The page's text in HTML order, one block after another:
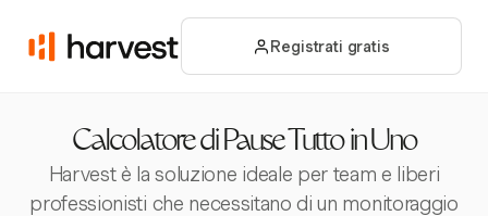
Registrati gratis
Calcolatore di Pause Tutto in Uno
Harvest è la soluzione ideale per team e liberi
professionisti che necessitano di un monitoraggio